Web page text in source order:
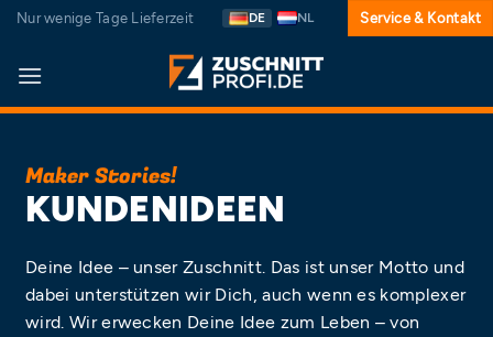
Zum
springen
Nur wenige Tage Lieferzeit DE NL Service & Kontakt
Maker Stories!
KUNDENIDEEN
Deine Idee – unser Zuschnitt. Das ist unser Motto und
dabei unterstützen wir Dich, auch wenn es komplexer
wird. Wir erwecken Deine Idee zum Leben – von